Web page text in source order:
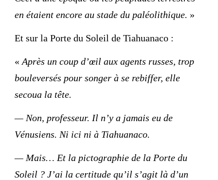
en étaient encore au stade du paléolithique. »
Et sur la Porte du Soleil de Tiahuanaco :
« Après un coup d’œil aux agents russes, trop
bouleversés pour songer à se rebiffer, elle
secoua la tête.
— Non, professeur. Il n’y a jamais eu de
Vénusiens. Ni ici ni à Tiahuanaco.
— Mais… Et la pictographie de la Porte du
Soleil ? J’ai la certitude qu’il s’agit là d’un